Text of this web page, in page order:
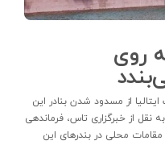
روی
از مسدود شدن بنادر این
از خبرگزاری تاس،‌ فرماندهی
محلی در بندرهای این